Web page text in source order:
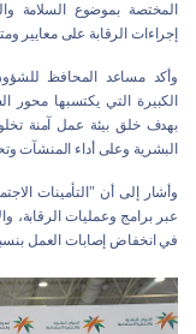
المختصة بموضوع السلامة
إجراءات الرقابة على معايير
وأكد مساعد المحافظ
الكبيرة التي يكتسبها محور
بهدف خلق بيئة عمل آمنة
البشرية وعلى أداء المنشآت
وأشار إلى أن "التأمينات
عبر برامج وعمليات الرقابة،
في انخفاض إصابات العمل بنسبة 70% بنهاية عام 2020 مقارنة بعام